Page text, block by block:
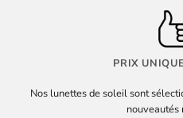
PRIX
Nos lunettes de soleil sont